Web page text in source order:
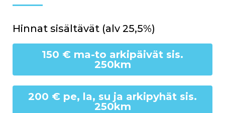
Hinnat sisältävät (alv 25,5%)
150 € ma-to arkipäivät sis.
250km
200 € pe, la, su ja arkipyhät sis.
250km